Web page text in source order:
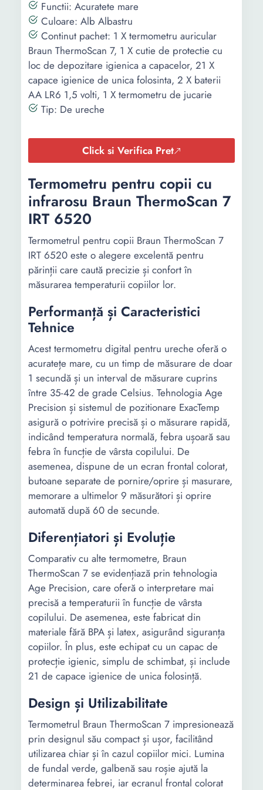
Functii: Acuratete mare
Culoare: Alb Albastru
Continut pachet: 1 X termometru auricular
Braun ThermoScan 7, 1 X cutie de protectie cu
loc de depozitare igienica a capacelor, 21 X
capace igienice de unica folosinta, 2 X baterii
AA LR6 1,5 volti, 1 X termometru de jucarie
Tip: De ureche
Click si Verifica Pret
Termometru pentru copii cu
infrarosu Braun ThermoScan 7
IRT 6520
Termometrul pentru copii Braun ThermoScan 7
IRT 6520 este o alegere excelentă pentru
părinții care caută precizie și confort în
măsurarea temperaturii copiilor lor.
Performanță și Caracteristici
Tehnice
Acest termometru digital pentru ureche oferă o
acuratețe mare, cu un timp de măsurare de doar
1 secundă și un interval de măsurare cuprins
între 35-42 de grade Celsius. Tehnologia Age
Precision și sistemul de pozitionare ExacTemp
asigură o potrivire precisă și o măsurare rapidă,
indicând temperatura normală, febra ușoară sau
febra în funcție de vârsta copilului. De
asemenea, dispune de un ecran frontal colorat,
butoane separate de pornire/oprire și masurare,
memorare a ultimelor 9 măsurători și oprire
automată după 60 de secunde.
Diferențiatori și Evoluție
Comparativ cu alte termometre, Braun
ThermoScan 7 se evidențiază prin tehnologia
Age Precision, care oferă o interpretare mai
precisă a temperaturii în funcție de vârsta
copilului. De asemenea, este fabricat din
materiale fără BPA și latex, asigurând siguranța
copiilor. În plus, este echipat cu un capac de
protecție igienic, simplu de schimbat, și include
21 de capace igienice de unica folosință.
Design și Utilizabilitate
Termometrul Braun ThermoScan 7 impresionează
prin designul său compact și ușor, facilitând
utilizarea chiar și în cazul copiilor mici. Lumina
de fundal verde, galbenă sau roșie ajută la
determinarea febrei, iar ecranul frontal colorat